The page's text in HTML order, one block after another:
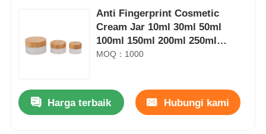
Anti Fingerprint Cosmetic
Cream Jar 10ml 30ml 50ml
100ml 150ml 200ml 250ml
Frosted Glass Cream Jar
MOQ：1000
Harga terbaik Hubungi kami